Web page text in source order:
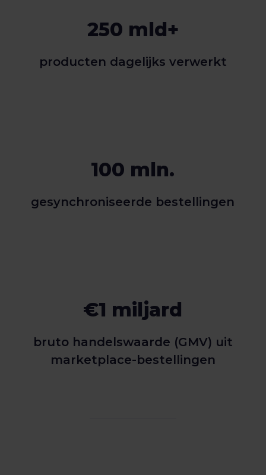
250 mld+
producten dagelijks verwerkt
100 mln.
gesynchroniseerde bestellingen
€1 miljard
bruto handelswaarde (GMV) uit
marketplace-bestellingen